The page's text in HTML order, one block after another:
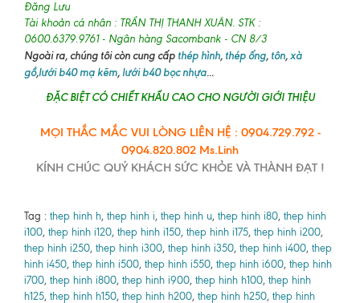
Đăng Lưu
Tài khoản cá nhân : TRẦN THỊ THANH XUÂN. STK :
0600.6379.9761 - Ngân hàng Sacombank - CN 8/3
Ngoài ra, chúng tôi còn cung cấp thép hình, thép ống, tôn, xà
gồ,lưới b40 mạ kẽm, lưới b40 bọc nhựa...
ĐẶC BIỆT CÓ CHIẾT KHẤU CAO CHO NGƯỜI GIỚI THIỆU
MỌI THẮC MẮC VUI LÒNG LIÊN HỆ : 0904.729.792 -
0904.820.802 Ms.Linh
KÍNH CHÚC QUÝ KHÁCH SỨC KHỎE VÀ THÀNH ĐẠT !
Tag : thep hinh h, thep hinh i, thep hinh u, thep hinh i80, thep hinh
i100, thep hinh i120, thep hinh i150, thep hinh i175, thep hinh i200,
thep hinh i250, thep hinh i300, thep hinh i350, thep hinh i400, thep
hinh i450, thep hinh i500, thep hinh i550, thep hinh i600, thep hinh
i700, thep hinh i800, thep hinh i900, thep hinh h100, thep hinh
h125, thep hinh h150, thep hinh h200, thep hinh h250, thep hinh